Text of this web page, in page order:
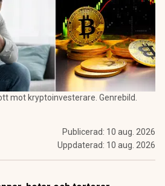
mot kryptoinvesterare. Genrebild.
Publicerad: 10 aug. 2026
Uppdaterad: 10 aug. 2026